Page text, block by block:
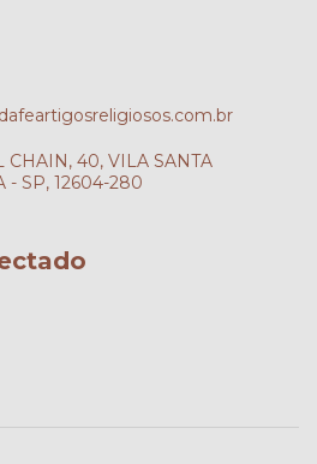
CHAIN, 40, VILA SANTA
- SP, 12604-280